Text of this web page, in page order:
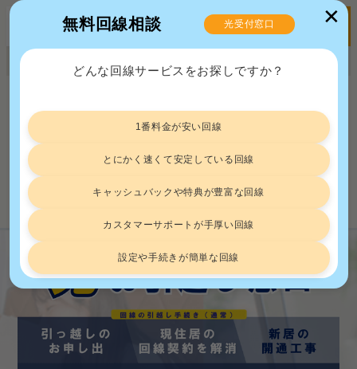
コミュファ光の引っ越しはどうすれば
いい？手続の流れや注意点を解説
引っ越し 2026.7.8
✕
無料回線相談 光受付窓口
どんな回線サービスをお探しですか？
1番料金が安い回線
とにかく速くて安定している回線
キャッシュバックや特典が豊富な回線
カスタマーサポートが手厚い回線
設定や手続きが簡単な回線